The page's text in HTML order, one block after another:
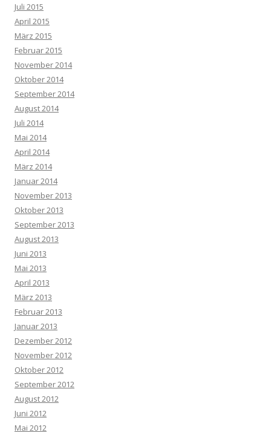
Juli 2015
April 2015
März 2015
Februar 2015
November 2014
Oktober 2014
September 2014
August 2014
Juli 2014
Mai 2014
April 2014
März 2014
Januar 2014
November 2013
Oktober 2013
September 2013
August 2013
Juni 2013
Mai 2013
April 2013
März 2013
Februar 2013
Januar 2013
Dezember 2012
November 2012
Oktober 2012
September 2012
August 2012
Juni 2012
Mai 2012